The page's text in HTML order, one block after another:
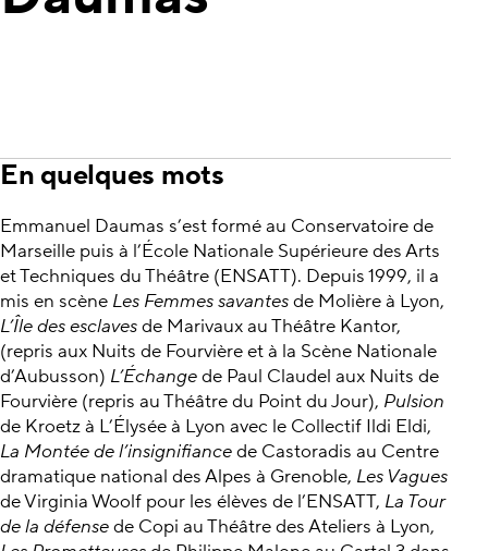
En quelques mots
Emmanuel Daumas s’est formé au Conservatoire de
Marseille puis à l’École Nationale Supérieure des Arts
et Techniques du Théâtre (ENSATT). Depuis 1999, il a
mis en scène Les Femmes savantesde Molière à Lyon,
L’Île des esclavesde Marivaux au Théâtre Kantor,
(repris aux Nuits de Fourvière et à la Scène Nationale
d’Aubusson) L’Échangede Paul Claudel aux Nuits de
Fourvière (repris au Théâtre du Point du Jour), Pulsion
de Kroetz à L’Élysée à Lyon avec le Collectif Ildi Eldi,
La Montée de l’insignifiancede Castoradis au Centre
dramatique national des Alpes à Grenoble, Les Vagues
de Virginia Woolf pour les élèves de l’ENSATT, La Tour
de la défensede Copi au Théâtre des Ateliers à Lyon,